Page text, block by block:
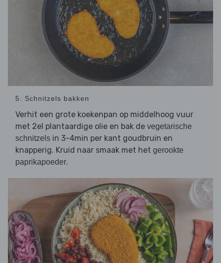
5. Schnitzels bakken
Verhit een grote koekenpan op middelhoog vuur
met 2el plantaardige olie en bak de vegetarische
schnitzels in 3-4min per kant goudbruin en
knapperig. Kruid naar smaak met het gerookte
paprikapoeder.